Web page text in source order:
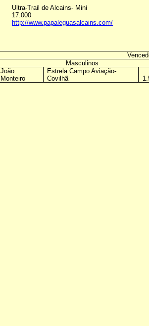
Ultra-Trail de Alcains- Mini
17.000
http://www.papaleguasalcains.com/
Masculinos
João
Monteiro
Estrela Campo Aviação-
Covilhã